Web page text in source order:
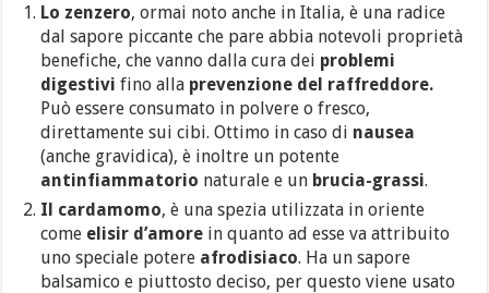
Lo zenzero, ormai noto anche in Italia, è una radice
dal sapore piccante che pare abbia notevoli proprietà
benefiche, che vanno dalla cura dei problemi
digestivi fino alla prevenzione del raffreddore.
Può essere consumato in polvere o fresco,
direttamente sui cibi. Ottimo in caso di nausea
(anche gravidica), è inoltre un potente
antinfiammatorio naturale e un brucia-grassi.
Il cardamomo, è una spezia utilizzata in oriente
come elisir d’amore in quanto ad esse va attribuito
uno speciale potere afrodisiaco. Ha un sapore
balsamico e piuttosto deciso, per questo viene usato